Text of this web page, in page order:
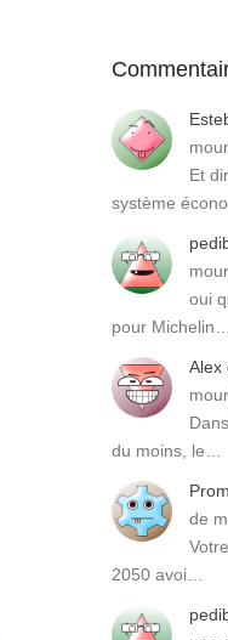
Et
système
oui
pour Michelin…
Alex
du moins, le…
de
2050 avoi…